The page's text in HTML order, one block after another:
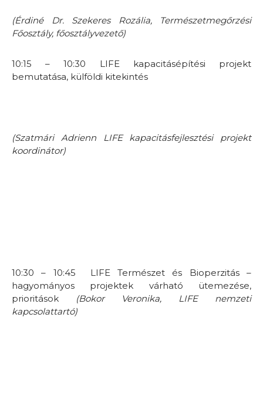
(Érdiné Dr. Szekeres Rozália, Természetmegőrzési
Főosztály, főosztályvezető)
10:15 – 10:30 LIFE kapacitásépítési projekt
bemutatása, külföldi kitekintés
(Szatmári Adrienn LIFE kapacitásfejlesztési projekt
koordinátor)
10:30 – 10:45 LIFE Természet és Bioperzitás –
hagyományos projektek várható ütemezése,
prioritások (Bokor Veronika, LIFE nemzeti
kapcsolattartó)